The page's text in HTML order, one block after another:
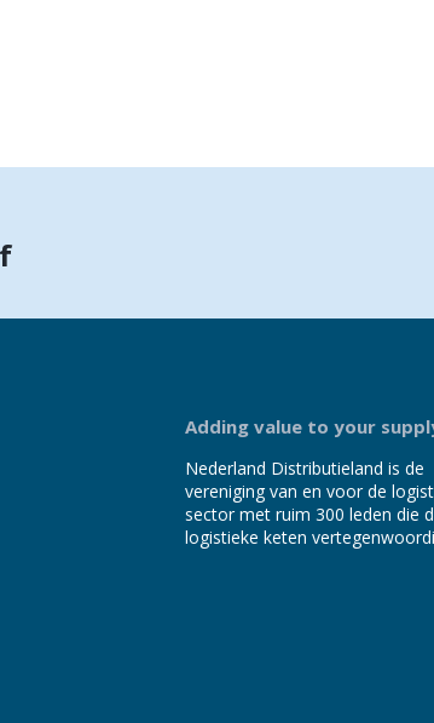
Adding value to your
Nederland Distributieland is de
vereniging van en voor de
sector met ruim 300 leden die
logistieke keten